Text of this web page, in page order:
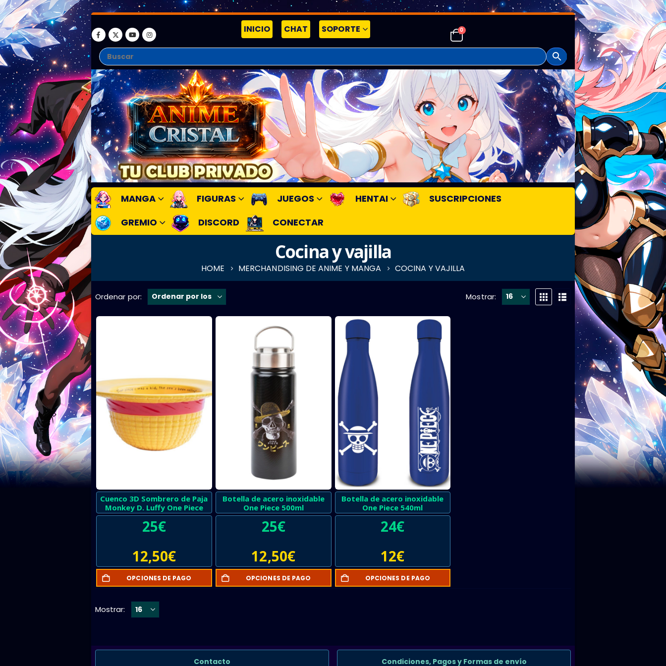
INICIO CHAT SOPORTE 0
MANGA FIGURAS JUEGOS HENTAI
SUSCRIPCIONES
GREMIO
DISCORD CONECTAR
Cocina y vajilla
HOME MERCHANDISING DE ANIME Y MANGA COCINA Y VAJILLA
Ordenar por: Mostrar:
Cuenco 3D Sombrero de Paja
Monkey D. Luffy One Piece
25€
12,50€
OPCIONES DE PAGO
Botella de acero inoxidable
One Piece 500ml
25€
12,50€
OPCIONES DE PAGO
Botella de acero inoxidable
One Piece 540ml
24€
12€
OPCIONES DE PAGO
Mostrar:
Contacto Condiciones, Pagos y Formas de envío